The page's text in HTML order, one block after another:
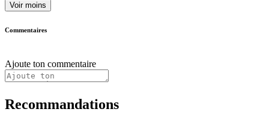
Voir moins
Commentaires
Ajoute ton commentaire
Recommandations